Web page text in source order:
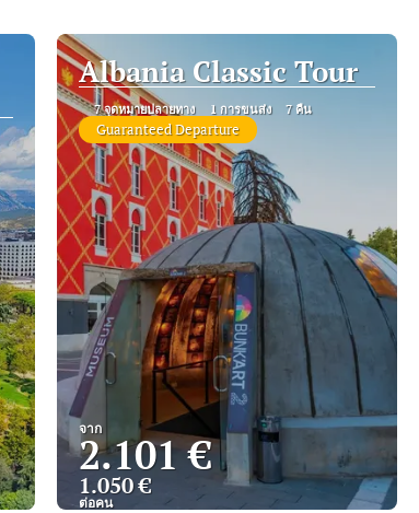
Albania Classic Tour
7 จุดหมายปลายทาง 1 การขนส่ง 7 คืน
Guaranteed Departure
จาก
2.101 €
1.050 €
ต่อคน